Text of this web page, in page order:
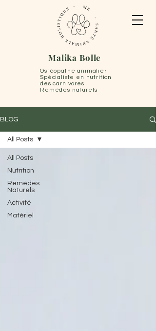
Malika Bolle
Ostéopathe animalier
Spécialiste en nutrition
des carnivores
Remèdes naturels
BLOG
All Posts
Nutrition
Remèdes
Naturels
Activité
Matériel
All Posts